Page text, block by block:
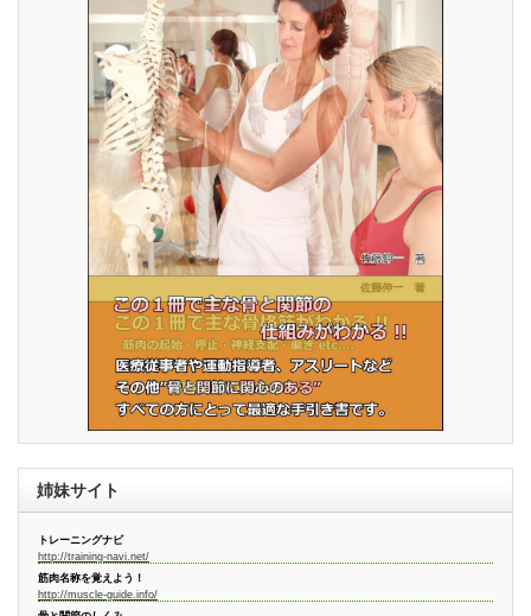
姉妹サイト
トレーニングナビ
http://training-navi.net/
筋肉名称を覚えよう！
http://muscle-guide.info/